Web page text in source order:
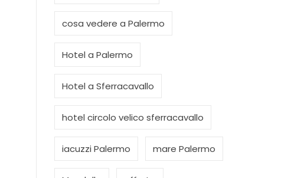
cosa vedere a Palermo
Hotel a Palermo
Hotel a Sferracavallo
hotel circolo velico sferracavallo
iacuzzi Palermo mare Palermo